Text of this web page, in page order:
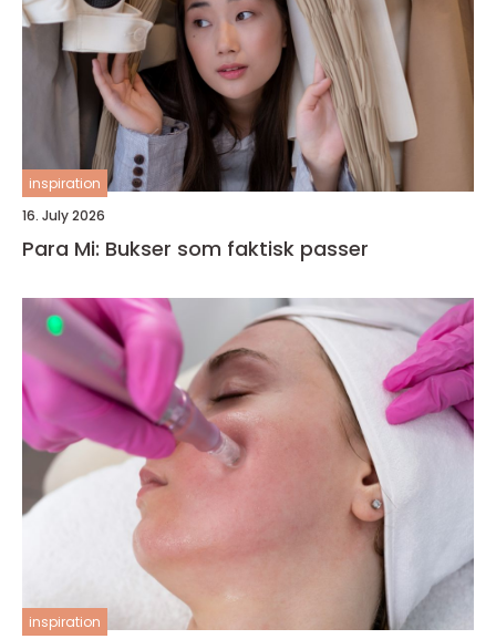
inspiration
16. July 2026
Para Mi: Bukser som faktisk passer
inspiration